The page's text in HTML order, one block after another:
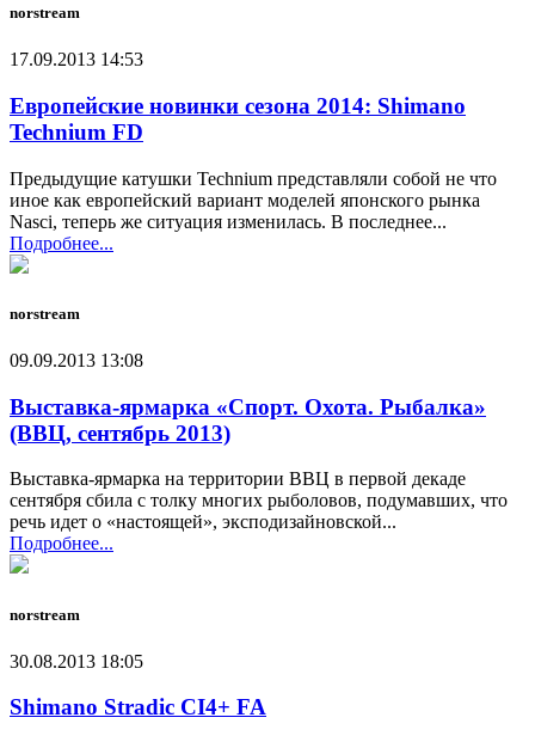
norstream
17.09.2013 14:53
Европейские новинки сезона 2014: Shimano
Technium FD
Предыдущие катушки Technium представляли собой не что
иное как европейский вариант моделей японского рынка
Nasci, теперь же ситуация изменилась. В последнее...
Подробнее...
norstream
09.09.2013 13:08
Выставка-ярмарка «Спорт. Охота. Рыбалка»
(ВВЦ, сентябрь 2013)
Выставка-ярмарка на территории ВВЦ в первой декаде
сентября сбила с толку многих рыболовов, подумавших, что
речь идет о «настоящей», эксподизайновской...
Подробнее...
norstream
30.08.2013 18:05
Shimano Stradic CI4+ FA